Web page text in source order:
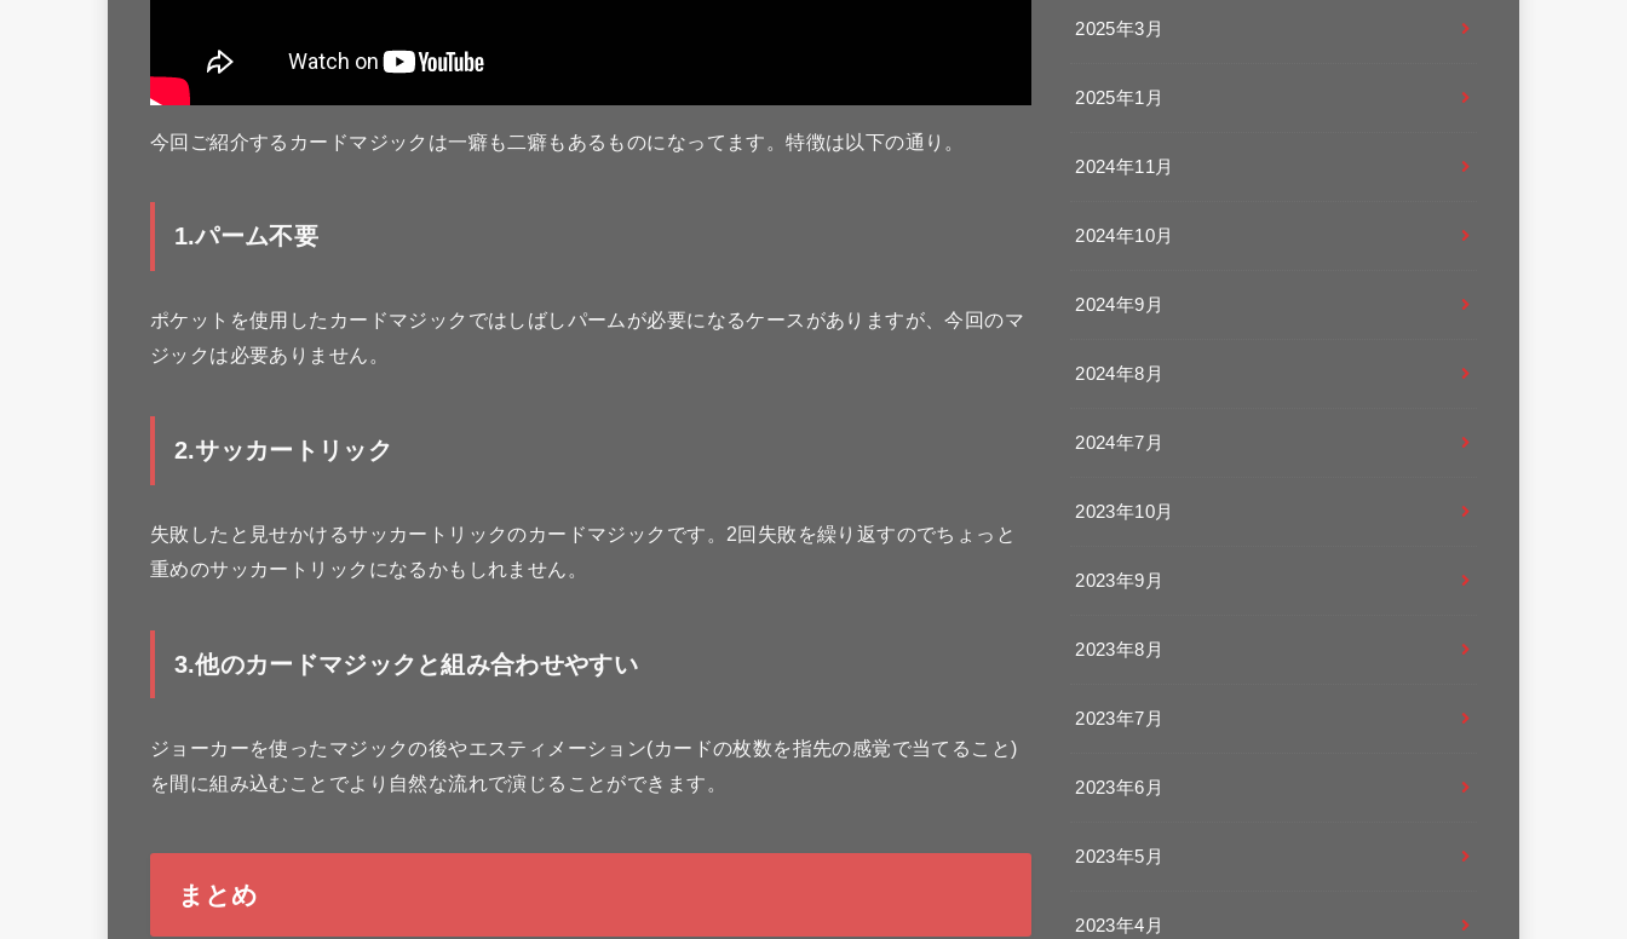
今回ご紹介するカードマジックは一癖も二癖もあるものになってます。特徴は以下の通り。
1.パーム不要
ポケットを使用したカードマジックではしばしパームが必要になるケースがありますが、今回のマ
ジックは必要ありません。
2.サッカートリック
失敗したと見せかけるサッカートリックのカードマジックです。2回失敗を繰り返すのでちょっと
重めのサッカートリックになるかもしれません。
3.他のカードマジック と組み合わせやすい
ジョーカーを使ったマジックの後やエスティメーション(カードの枚数を指先の感覚で当てること)
を間に組み込むことでより自然な流れで演じることができます。
まとめ
2025年3月
2025年1月
2024年11月
2024年10月
2024年9月
2024年8月
2024年7月
2023年10月
2023年9月
2023年8月
2023年7月
2023年6月
2023年5月
2023年4月